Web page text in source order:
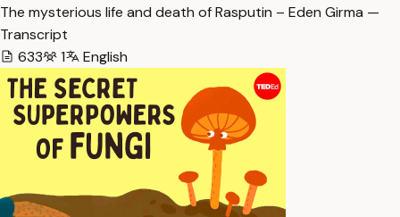
The mysterious life and death of Rasputin – Eden Girma —
Transcript
633
1 English